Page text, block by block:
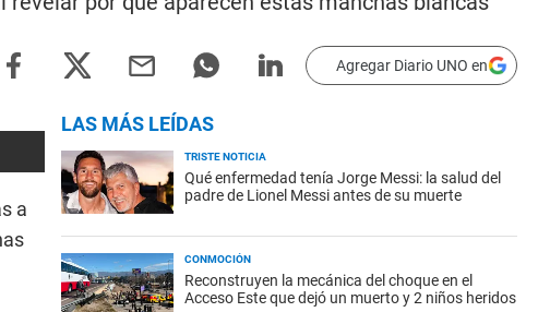
Agregar Diario UNO en
a
LAS MÁS LEÍDAS
TRISTE NOTICIA
Qué enfermedad tenía Jorge Messi: la salud del
padre de Lionel Messi antes de su muerte
CONMOCIÓN
Reconstruyen la mecánica del choque en el
Acceso Este que dejó un muerto y 2 niños heridos